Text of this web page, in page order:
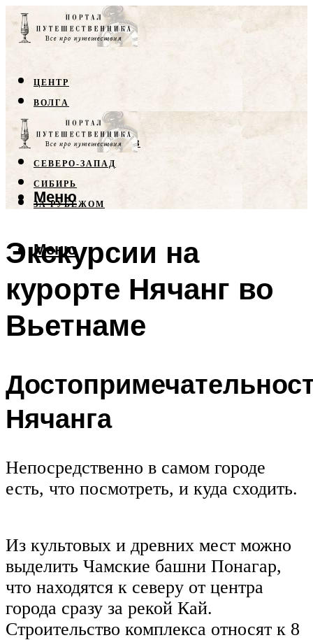
ЦЕНТР
ВОЛГА
КРЫМ
СЕВЕРНЫЙ КАВКАЗ
СЕВЕРО-ЗАПАД
СИБИРЬ
ЗА РУБЕЖОМ
Меню
Меню
Экскурсии на
курорте Нячанг во
Вьетнаме
Нячанга
Непосредственно в самом городе
есть, что посмотреть, и куда сходить.
Из культовых и древних мест можно
выделить Чамские башни Понагар,
что находятся к северу от центра
города сразу за рекой Кай.
Строительство комплекса относят к 8